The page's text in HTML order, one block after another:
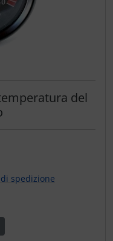
del
spedizione